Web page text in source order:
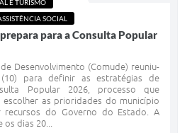
E TURISMO
SOCIAL
para a Consulta Popular
Desenvolvimento (Comude) reuniu-
para definir as estratégias de
Popular 2026, processo que
as prioridades do município
recursos do Governo do Estado. A
dias 20...